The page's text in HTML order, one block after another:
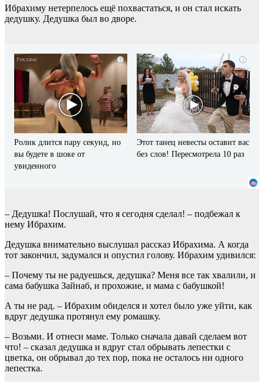
Ибрахиму нетерпелось ещё похвастаться, и он стал искать
дедушку. Дедушка был во дворе.
i
Ролик длится пару секунд, но
вы будете в шоке от
увиденного
i
Этот танец невесты оставит вас
без слов! Пересмотрела 10 раз
– Дедушка! Послушай, что я сегодня сделал! – подбежал к
нему Ибрахим.
Дедушка внимательно выслушал рассказ Ибрахима. А когда
тот закончил, задумался и опустил голову. Ибрахим удивился:
– Почему ты не радуешься, дедушка? Меня все так хвалили, и
сама бабушка Зайнаб, и прохожие, и мама с бабушкой!
А ты не рад. – Ибрахим обиделся и хотел было уже уйти, как
вдруг дедушка протянул ему ромашку.
– Возьми. И отнеси маме. Только сначала давай сделаем вот
что! – сказал дедушка и вдруг стал обрывать лепестки с
цветка, он обрывал до тех пор, пока не осталось ни одного
лепестка.